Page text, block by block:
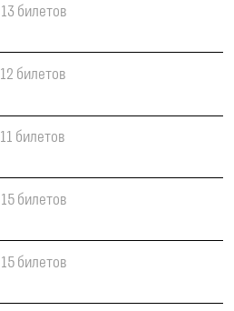
13 билетов
12 билетов
11 билетов
15 билетов
15 билетов